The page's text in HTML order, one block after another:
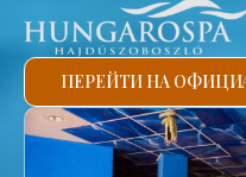
ПЕРЕЙТИ НА